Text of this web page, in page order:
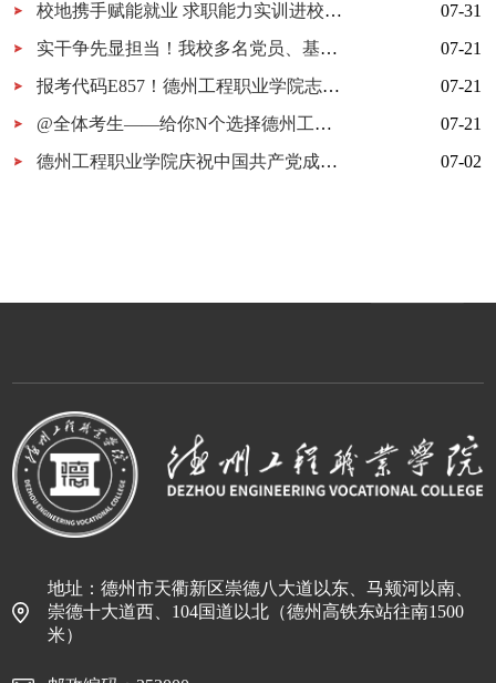
校地携手赋能就业 求职能力实训进校园暨校地服务签约仪式在我校顺利举行
07-31
实干争先显担当！我校多名党员、基层党组织获市级表彰！
07-21
报考代码E857！德州工程职业学院志愿填报指南
07-21
@全体考生——给你N个选择德州工程职业学院的理由
07-21
德州工程职业学院庆祝中国共产党成立105周年MV《旗帜》上线！用歌声唱响百年信仰！
07-02
地址：德州市天衢新区崇德八大道以东、马颊河以南、
崇德十大道西、104国道以北（德州高铁东站往南1500
米）